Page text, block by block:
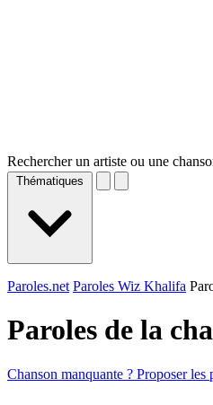
Rechercher un artiste ou une
Thématiques
Paroles.net Paroles Wiz Khalifa
Paroles de la
Chanson manquante ? Proposer les